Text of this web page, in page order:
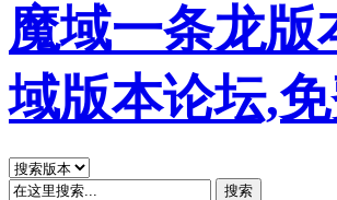
魔域一条龙
域版本论坛,
搜索